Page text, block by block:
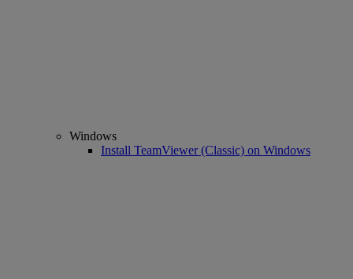
Windows
Install TeamViewer (Classic) on Windows